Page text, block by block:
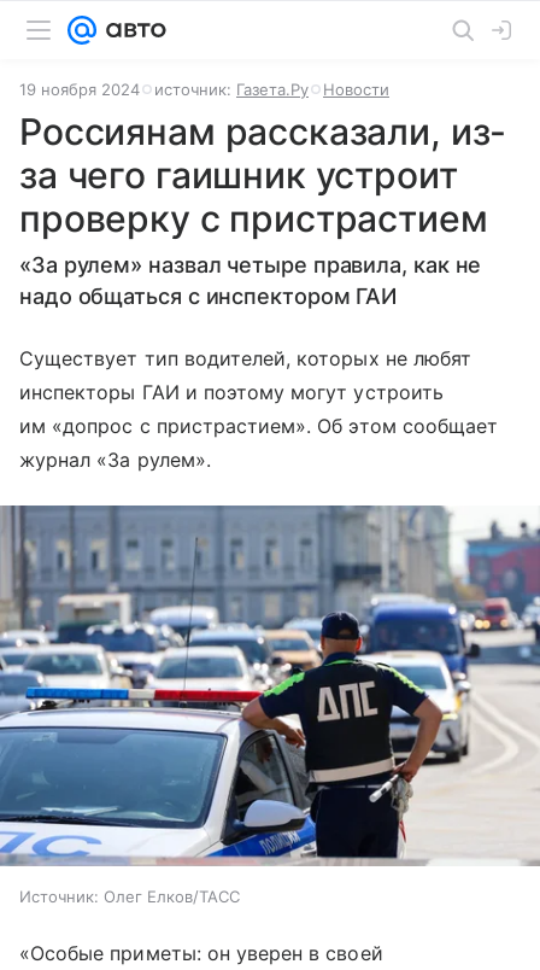
19 ноября 2024 источник: Газета.Ру Новости
Россиянам рассказали, из-
за чего гаишник устроит
проверку с пристрастием
«За рулем» назвал четыре правила, как не
надо общаться с инспектором ГАИ
Существует тип водителей, которых не любят
инспекторы ГАИ и поэтому могут устроить
им «допрос с пристрастием». Об этом сообщает
журнал «За рулем».
Источник: Олег Елков/ТАСС
«Особые приметы: он уверен в своей